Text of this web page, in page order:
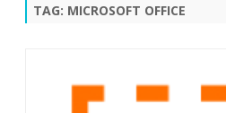
TAG: MICROSOFT OFFICE